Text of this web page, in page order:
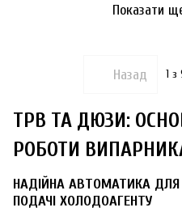
Показати
Назад 1 з
ТРВ ТА ДЮЗИ:
РОБОТИ
НАДІЙНА АВТОМАТИКА
ПОДАЧІ ХОЛОДОАГЕНТУ